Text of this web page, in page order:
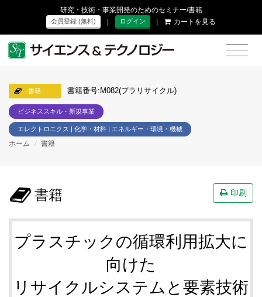
研究・技術・事業開発のためのセミナー/書籍
会員登録 (無料) | ログイン | カートを見る
書籍 書籍番号:M082(プラリサイクル)
ビジネススキル・新規事業
エレクトロニクス | 化学・材料 | エネルギー・環境・機械
ホーム / 書籍
書籍 印刷
プラスチックの循環利用拡大に
向けた
リサイクルシステムと要素技術